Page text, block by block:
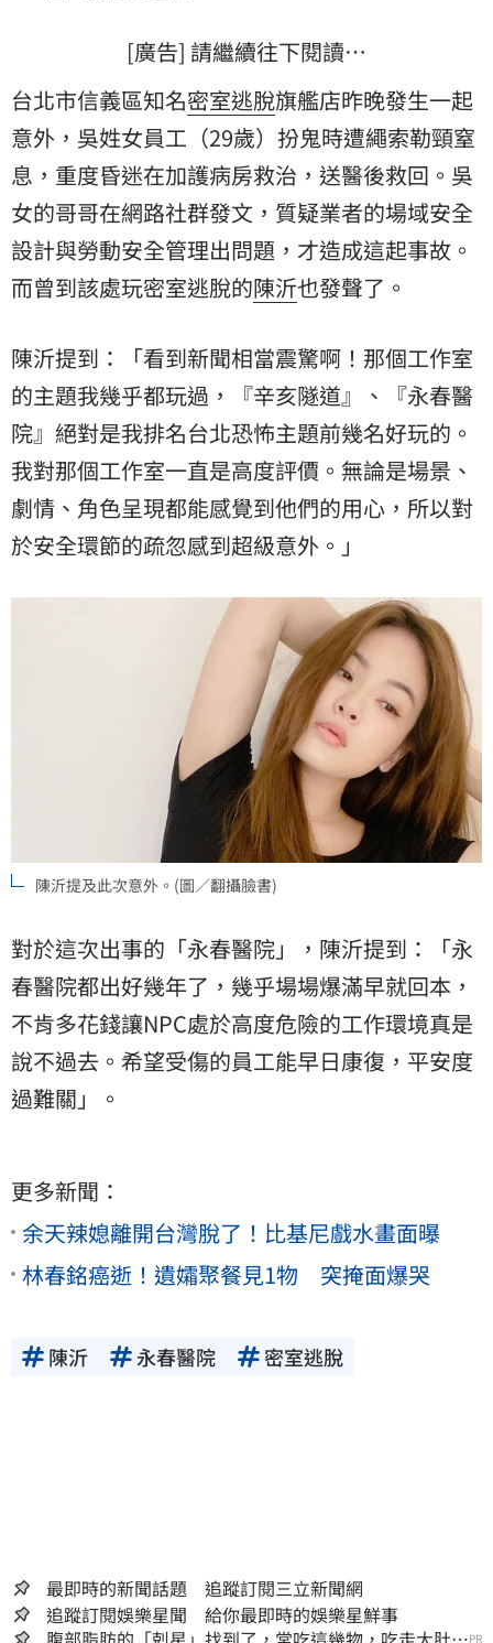
[廣告] 請繼續往下閱讀…
台北市信義區知名密室逃脫旗艦店昨晚發生一起
意外，吳姓女員工（29歲）扮鬼時遭繩索勒頸窒
息，重度昏迷在加護病房救治，送醫後救回。吳
女的哥哥在網路社群發文，質疑業者的場域安全
設計與勞動安全管理出問題，才造成這起事故。
而曾到該處玩密室逃脫的陳沂也發聲了。
陳沂提到：「看到新聞相當震驚啊！那個工作室
的主題我幾乎都玩過，『辛亥隧道』、『永春醫
院』絕對是我排名台北恐怖主題前幾名好玩的。
我對那個工作室一直是高度評價。無論是場景、
劇情、角色呈現都能感覺到他們的用心，所以對
於安全環節的疏忽感到超級意外。」
陳沂提及此次意外。(圖／翻攝臉書)
對於這次出事的「永春醫院」，陳沂提到：「永
春醫院都出好幾年了，幾乎場場爆滿早就回本，
不肯多花錢讓NPC處於高度危險的工作環境真是
說不過去。希望受傷的員工能早日康復，平安度
過難關」。
更多新聞：
余天辣媳離開台灣脫了！比基尼戲水畫面曝
林春銘癌逝！遺孀聚餐見1物 突掩面爆哭
陳沂 永春醫院 密室逃脫
最即時的新聞話題 追蹤訂閱三立新聞網
追蹤訂閱娛樂星聞 給你最即時的娛樂星鮮事
PR